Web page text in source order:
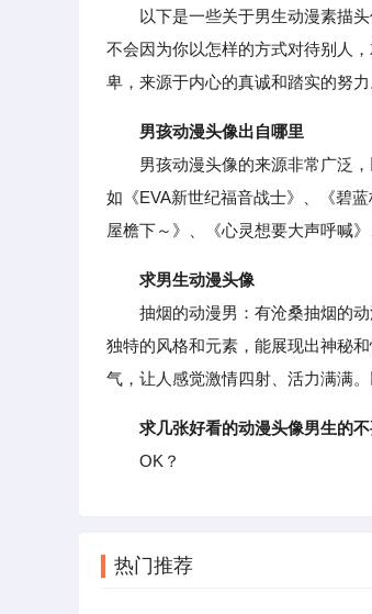
以下是一些关于男生动漫素描头
不会因为你以怎样的方式对待别人
卑，来源于内心的真诚和踏实的努力
男孩动漫头像出自哪里
男孩动漫头像的来源非常广泛，
如《EVA新世纪福音战士》、《碧
屋檐下～》、《心灵想要大声呼喊》
求男生动漫头像
抽烟的动漫男：有沧桑抽烟的动
独特的风格和元素，能展现出神秘
气，让人感觉激情四射、活力满满。
求几张好看的动漫头像男生的
OK？
热门推荐